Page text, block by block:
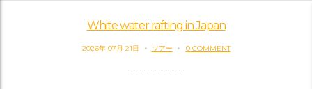
White water rafting in Japan
2026年 07月 21日 ツアー 0 COMMENT